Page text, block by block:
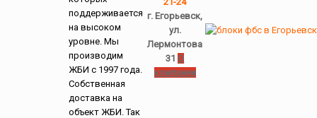
поддерживается
на высоком
уровне. Мы
производим
ЖБИ с 1997 года.
Собственная
доставка на
объект ЖБИ. Так
г. Егорьевск,
ул.
Лермонтова
31 О
компании